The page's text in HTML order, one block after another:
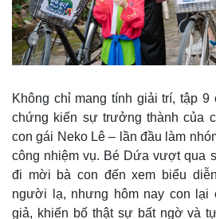
Không chỉ mang tính giải trí, tập
chứng kiến sự trưởng thành của
con gái Neko Lê – lần đầu làm
công nhiệm vụ. Bé Dứa vượt qua
đi mời bà con đến xem biểu
người lạ, nhưng hôm nay con lại
giả, khiến bố thật sự bất ngờ và